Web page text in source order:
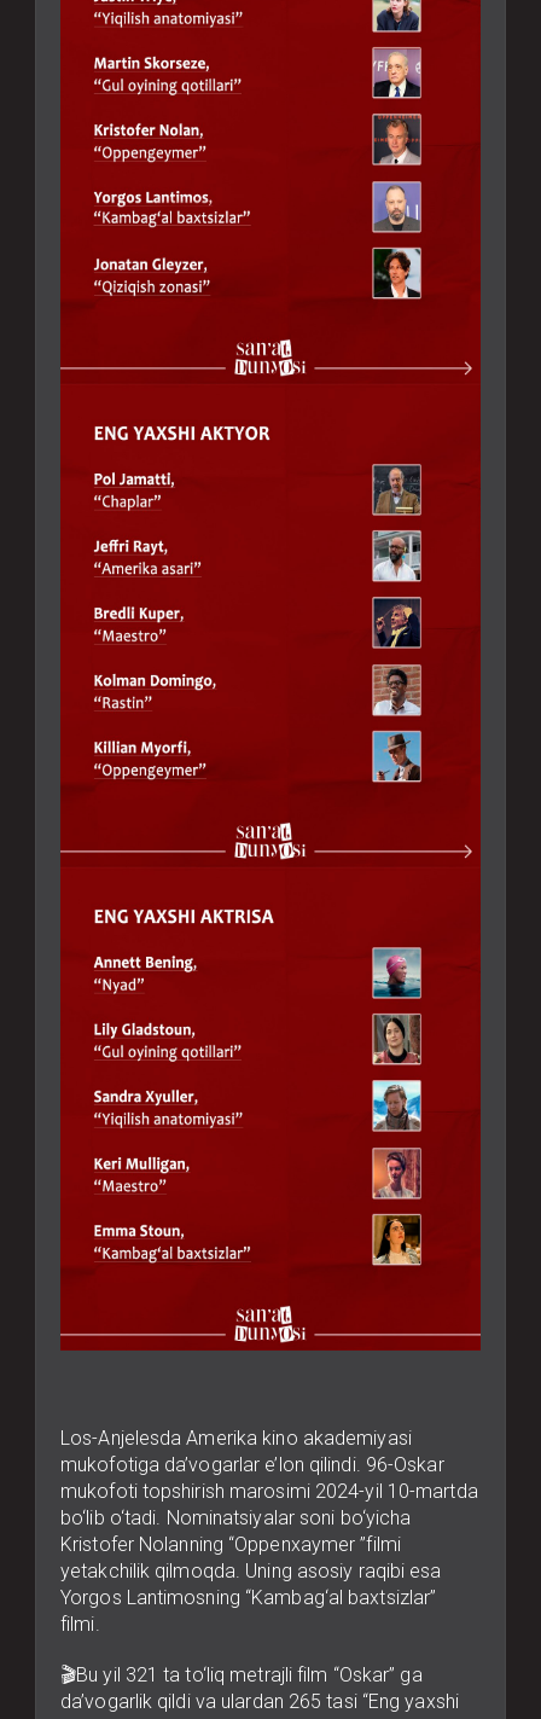
Los-Anjelesda Amerika kino akademiyasi
mukofotiga da’vogarlar e’lon qilindi. 96-Oskar
mukofoti topshirish marosimi 2024-yil 10-martda
bo‘lib o‘tadi. Nominatsiyalar soni bo‘yicha
Kristofer Nolanning “Oppenxaymer ”filmi
yetakchilik qilmoqda. Uning asosiy raqibi esa
Yorgos Lantimosning “Kambag‘al baxtsizlar”
filmi.
🎬Bu yil 321 ta to‘liq metrajli film “Oskar” ga
da’vogarlik qildi va ulardan 265 tasi “Eng yaxshi